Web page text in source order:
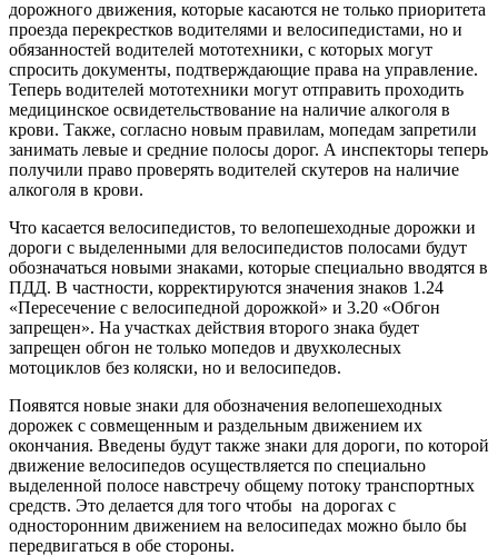
дорожного движения, которые касаются не только приоритета
проезда перекрестков водителями и велосипедистами, но и
обязанностей водителей мототехники, с которых могут
спросить документы, подтверждающие права на управление.
Теперь водителей мототехники могут отправить проходить
медицинское освидетельствование на наличие алкоголя в
крови. Также, согласно новым правилам, мопедам запретили
занимать левые и средние полосы дорог. А инспекторы теперь
получили право проверять водителей скутеров на наличие
алкоголя в крови.
Что касается велосипедистов, то велопешеходные дорожки и
дороги с выделенными для велосипедистов полосами будут
обозначаться новыми знаками, которые специально вводятся в
ПДД. В частности, корректируются значения знаков 1.24
«Пересечение с велосипедной дорожкой» и 3.20 «Обгон
запрещен». На участках действия второго знака будет
запрещен обгон не только мопедов и двухколесных
мотоциклов без коляски, но и велосипедов.
Появятся новые знаки для обозначения велопешеходных
дорожек с совмещенным и раздельным движением их
окончания. Введены будут также знаки для дороги, по которой
движение велосипедов осуществляется по специально
выделенной полосе навстречу общему потоку транспортных
средств. Это делается для того чтобы на дорогах с
односторонним движением на велосипедах можно было бы
передвигаться в обе стороны.